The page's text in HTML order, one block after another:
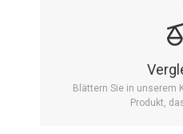
Blättern Sie in unserem
Produkt,